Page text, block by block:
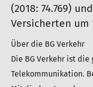
(2018: 74.769)
Versicherten um
Über die BG Verkehr
Die BG Verkehr ist
Telekommunikation.